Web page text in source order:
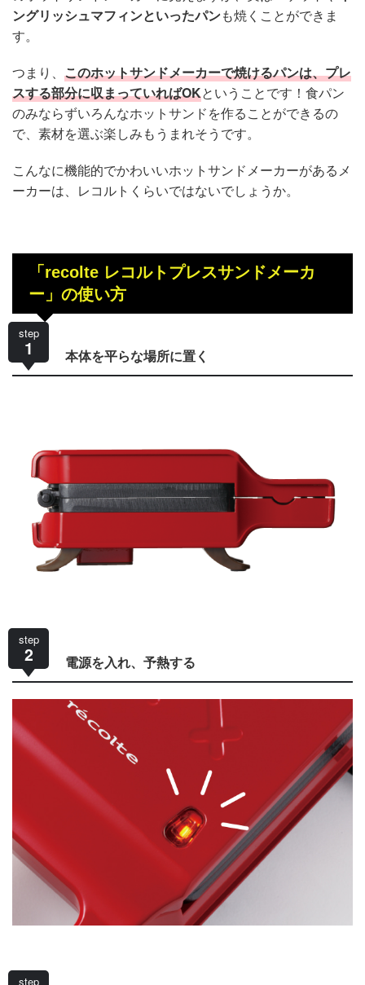
ングリッシュマフィンといったパンも焼くことができま
す。
つまり、 このホットサンドメーカーで焼けるパンは、プレ
スする部分に収まっていればOKということです！食パン
のみならずいろんなホットサンドを作ることができるの
で、素材を選ぶ楽しみもうまれそうです。
こんなに機能的でかわいいホットサンドメーカーがあるメ
ーカーは、レコルトくらいではないでしょうか。
「recolte レコルトプレスサンドメーカ
ー」の使い方
step
1 本体を平らな場所に置く
step
2 電源を入れ、予熱する
step